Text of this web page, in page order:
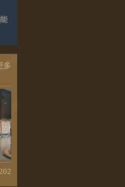
多
，北京北奥...